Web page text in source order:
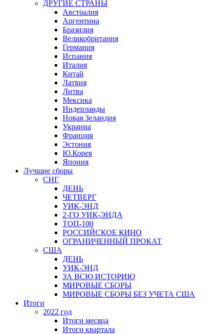
ДРУГИЕ СТРАНЫ
Австралия
Аргентина
Бразилия
Великобритания
Германия
Испания
Италия
Китай
Латвия
Литва
Мексика
Нидерланды
Новая Зеландия
Украина
Франция
Эстония
Ю.Корея
Япония
Лучшие сборы
СНГ
ДЕНЬ
ЧЕТВЕРГ
УИК-ЭНД
2-ГО УИК-ЭНДА
ТОП-100
РОССИЙСКОЕ КИНО
ОГРАНИЧЕННЫЙ ПРОКАТ
США
ДЕНЬ
УИК-ЭНД
ЗА ВСЮ ИСТОРИЮ
МИРОВЫЕ СБОРЫ
МИРОВЫЕ СБОРЫ БЕЗ УЧЕТА США
Итоги
2022 год
Итоги месяца
Итоги квартала